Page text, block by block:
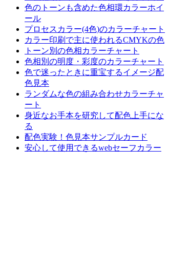
色のトーンも含めた色相環カラーホイ
ール
プロセスカラー(4色)のカラーチャート
カラー印刷で主に使われるCMYKの色
トーン別の色相カラーチャート
色相別の明度・彩度のカラーチャート
色で迷ったときに重宝するイメージ配
色見本
ランダムな色の組み合わせカラーチャ
ート
身近なお手本を研究して配色上手にな
る
配色実験！色見本サンプルカード
安心して使用できるwebセーフカラー